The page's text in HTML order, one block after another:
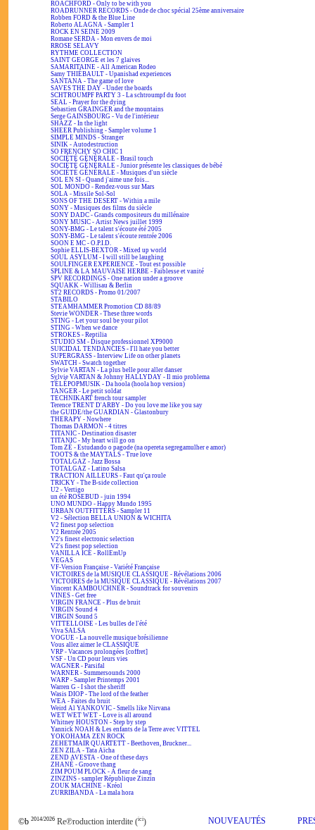
ROACHFORD - Only to be with you
ROADRUNNER RECORDS - Onde de choc spécial 25ème anniversaire
Robben FORD & the Blue Line
Roberto ALAGNA - Sampler 1
ROCK EN SEINE 2009
Romane SERDA - Mon envers de moi
RROSE SELAVY
RYTHME COLLECTION
SAINT GEORGE et les 7 glaives
SAMARITAINE - All American Rodeo
Samy THIÉBAULT - Upanishad experiences
SANTANA - The game of love
SAVES THE DAY - Under the boards
SCHTROUMPF PARTY 3 - La schtroumpf du foot
SEAL - Prayer for the dying
Sebastien GRAINGER and the mountains
Serge GAINSBOURG - Vu de l'intérieur
SHAZZ - In the light
SHEER Publishing - Sampler volume 1
SIMPLE MINDS - Stranger
SINIK - Autodestruction
SO FRENCHY SO CHIC 1
SOCIÉTÉ GÉNÉRALE - Brasil touch
SOCIÉTÉ GÉNÉRALE - Junior présente les classiques de bébé
SOCIÉTÉ GÉNÉRALE - Musiques d'un siècle
SOL EN SI - Quand j'aime une fois...
SOL MONDO - Rendez-vous sur Mars
SOLA - Missile Sol-Sol
SONS OF THE DESERT - Within a mile
SONY - Musiques des films du siècle
SONY DADC - Grands compositeurs du millénaire
SONY MUSIC - Artist News juillet 1999
SONY-BMG - Le talent s'écoute été 2005
SONY-BMG - Le talent s'écoute rentrée 2006
SOON E MC - O.P.I.D.
Sophie ELLIS-BEXTOR - Mixed up world
SOUL ASYLUM - I will still be laughing
SOULFINGER EXPERIENCE - Tout est possible
SPLINE & LA MAUVAISE HERBE - Faiblesse et vanité
SPV RECORDINGS - One nation under a groove
SQUAKK - Willisau & Berlin
ST2 RECORDS - Promo 01/2007
STABILO
STEAMHAMMER Promotion CD 88/89
Stevie WONDER - These three words
STING - Let your soul be your pilot
STING - When we dance
STROKES - Reptilia
STUDIO SM - Disque professionnel XP9000
SUICIDAL TENDANCIES - I'll hate you better
SUPERGRASS - Interview Life on other planets
SWATCH - Swatch together
Sylvie VARTAN - La plus belle pour aller danser
Sylvie VARTAN & Johnny HALLYDAY - Il mio problema
TÉLÉPOPMUSIK - Da hoola (hoola hop version)
TANGER - Le petit soldat
TECHNIKART french tour sampler
Terence TRENT D'ARBY - Do you love me like you say
the GUIDE/the GUARDIAN - Glastonbury
THERAPY - Nowhere
Thomas DARMON - 4 titres
TITANIC - Destination disaster
TITANIC - My heart will go on
Tom ZÉ - Estudando o pagode (na opereta segregamulher e amor)
TOOTS & the MAYTALS - True love
TOTALGAZ - Jazz Bossa
TOTALGAZ - Latino Salsa
TRACTION AILLEURS - Faut qu'ça roule
TRICKY - The B-side collection
U2 - Vertigo
un été ROSEBUD - juin 1994
UNO MUNDO - Happy Mundo 1995
URBAN OUTFITTERS - Sampler 11
V2 - Sélection BELLA UNION & WICHITA
V2 finest pop selection
V2 Rentrée 2005
V2's finest electronic selection
V2's finest pop selection
VANILLA ICE - RollEmUp
VEGAS
VF-Version Française - Variété Française
VICTOIRES de la MUSIQUE CLASSIQUE - Révélations 2006
VICTOIRES de la MUSIQUE CLASSIQUE - Révélations 2007
Vincent KAMBOUCHNER - Soundtrack for souvenirs
VINES - Get free
VIRGIN FRANCE - Plus de bruit
VIRGIN Sound 4
VIRGIN Sound 5
VITTELLOISE - Les bulles de l'été
Viva SALSA
VOGUE - La nouvelle musique brésilienne
Vous allez aimer le CLASSIQUE
VRP - Vacances prolongées [coffret]
VSF - Un CD pour leurs vies
WAGNER - Parsifal
WARNER - Summersounds 2000
WARP - Sampler Printemps 2001
Warren G - I shot the sheriff
Wasis DIOP - The lord of the feather
WEA - Faites du bruit
Weird Al YANKOVIC - Smells like Nirvana
WET WET WET - Love is all around
Whitney HOUSTON - Step by step
Yannick NOAH & Les enfants de la Terre avec VITTEL
YOKOHAMA ZEN ROCK
ZEHETMAIR QUARTETT - Beethoven, Bruckner...
ZEN ZILA - Tata Aïcha
ZEND AVESTA - One of these days
ZHANÉ - Groove thang
ZIM POUM PLOCK - A fleur de sang
ZINZINS - sampler République Zinzin
ZOUK MACHINE - Kréol
ZURRIBANDA - La mala hora
©b 2014/2026 Re℗roduction interdite (ici) NOUVEAUTÉS